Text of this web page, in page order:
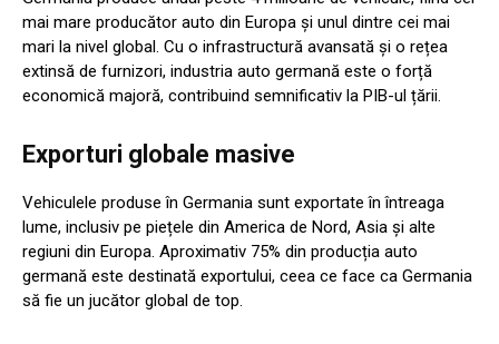
mai mare producător auto din Europa și unul dintre cei mai
mari la nivel global. Cu o infrastructură avansată și o rețea
extinsă de furnizori, industria auto germană este o forță
economică majoră, contribuind semnificativ la PIB-ul țării.
Exporturi globale masive
Vehiculele produse în Germania sunt exportate în întreaga
lume, inclusiv pe piețele din America de Nord, Asia și alte
regiuni din Europa. Aproximativ 75% din producția auto
germană este destinată exportului, ceea ce face ca Germania
să fie un jucător global de top.